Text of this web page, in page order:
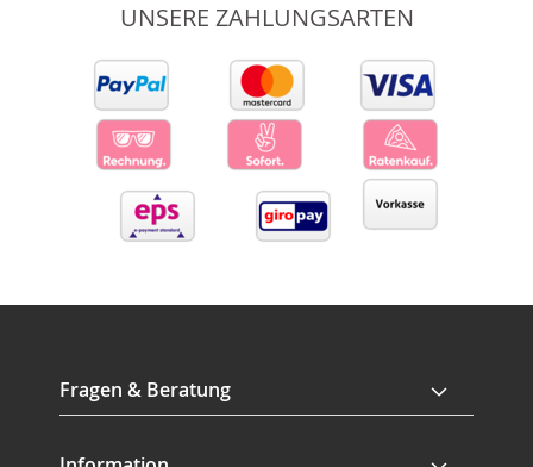
UNSERE ZAHLUNGSARTEN
Fragen & Beratung